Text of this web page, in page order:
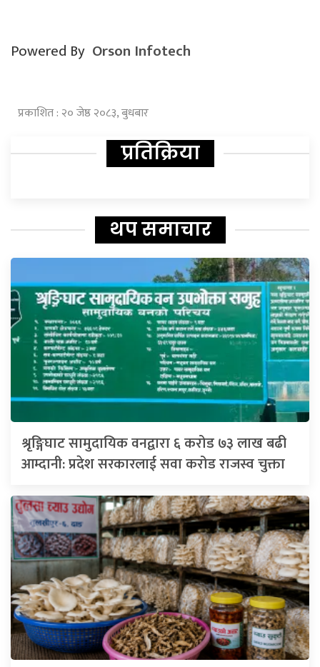
Powered By Orson Infotech
प्रकाशित : २० जेष्ठ २०८३, बुधबार
प्रतिक्रिया
थप समाचार
श्रृङ्गिघाट सामुदायिक वनद्वारा ६ करोड ७३ लाख बढी
आम्दानी: प्रदेश सरकारलाई सवा करोड राजस्व चुक्ता